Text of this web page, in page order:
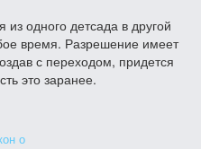
из одного детсада в другой
время. Разрешение имеет
с переходом, придется
это заранее.
о